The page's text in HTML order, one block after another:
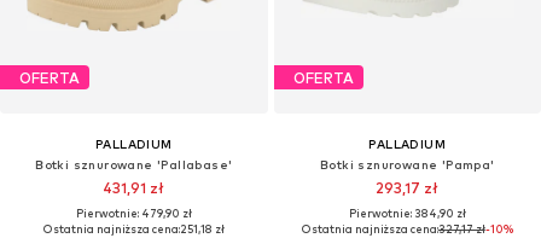
OFERTA
PALLADIUM
Botki sznurowane 'Pallabase'
431,91 zł
Pierwotnie: 479,90 zł
Ostatnia najniższa cena:251,18 zł
OFERTA
PALLADIUM
Botki sznurowane 'Pampa'
293,17 zł
Pierwotnie: 384,90 zł
Ostatnia najniższa cena:327,17 zł-10%